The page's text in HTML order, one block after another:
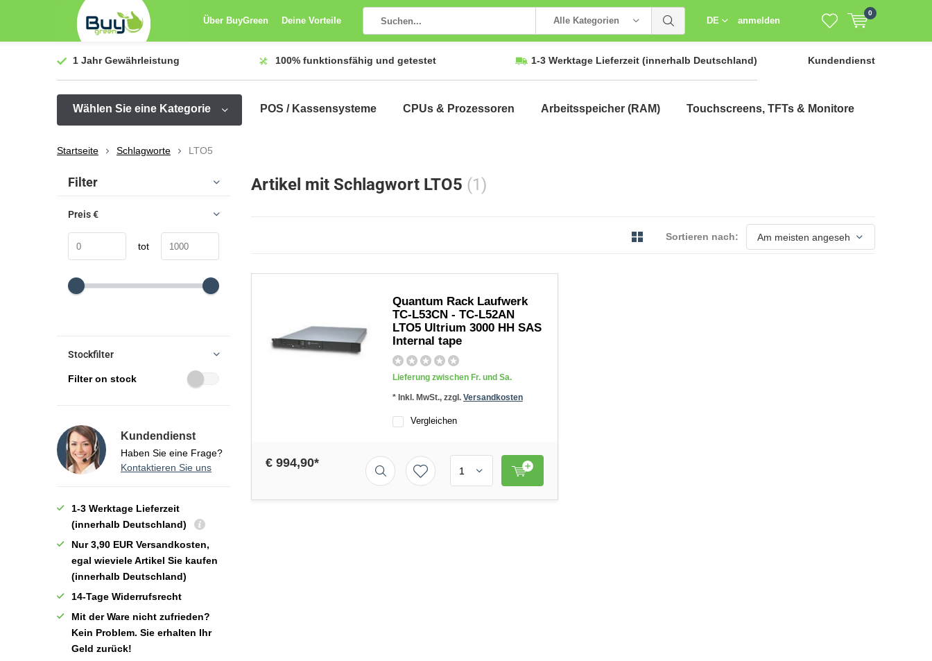
Über BuyGreen Deine Vorteile Alle Kategorien DE anmelden
0
1 JahrGewährleistung 100% funktionsfähig und getestet 1-3 Werktage Lieferzeit (innerhalb Deutschland) Kundendienst
Wählen Sie eine Kategorie POS / Kassensysteme CPUs & Prozessoren Arbeitsspeicher (RAM) Touchscreens, TFTs & Monitore
Startseite Schlagworte LTO5
Artikel mit Schlagwort LTO5 (1)
Sortieren nach:
Quantum Rack Laufwerk
TC-L53CN - TC-L52AN
LTO5 Ultrium 3000 HH SAS
Internal tape
Lieferung zwischen Fr. und Sa.
* Inkl. MwSt., zzgl. Versandkosten
Vergleichen
€ 994,90*
Sortieren nach:
Filter
Preis€
tot
Stockfilter
Filter on stock
Kundendienst
Haben Sie eine Frage?
Kontaktieren Sie uns
1-3 Werktage Lieferzeit
(innerhalb Deutschland)
Nur 3,90 EUR Versandkosten,
egal wieviele Artikel Sie kaufen
(innerhalb Deutschland)
14-Tage Widerrufsrecht
Mit der Ware nicht zufrieden?
Kein Problem. Sie erhalten Ihr
Geld zurück!